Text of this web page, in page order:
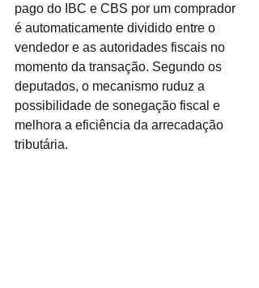
pago do IBC e CBS por um comprador
é automaticamente dividido entre o
vendedor e as autoridades fiscais no
momento da transação. Segundo os
deputados, o mecanismo ruduz a
possibilidade de sonegação fiscal e
melhora a eficiência da arrecadação
tributária.